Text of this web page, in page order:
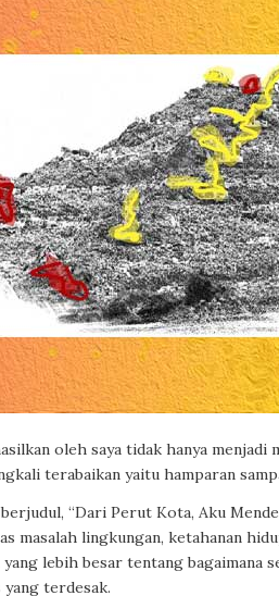
oleh saya tidak hanya
terabaikan yaitu hamparan
“Dari Perut Kota, Aku
masalah lingkungan, ketahanan
lebih besar tentang bagaimana
terdesak.